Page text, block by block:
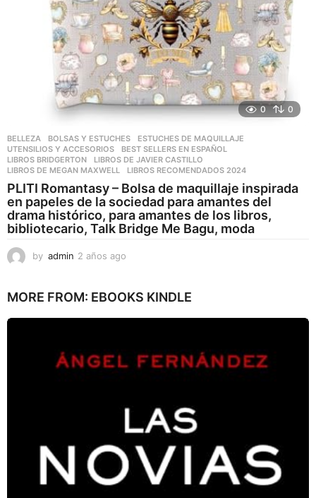
0 0
BELLEZA ,BOLSAS Y ESTUCHES ,ESTUCHES DE MAQUILLAJE
UTENSILIOS Y ACCESORIOS
BEST SELLERS EN ESPAÑOL
LIBROS BRIDGERTON
,LIBROS DE JAVIER CASTILLO
LIBROS DE MEGAN MAXWELL
,LIBROS RECOMENDADOS 2024
PLITI Romantasy – Bolsa de maquillaje inspirada
en papeles de la sociedad para amantes del
drama histórico, para amantes de los libros,
bibliotecario, Talk Bridge Me Bagu, moda
by admin 2 años ago
o
MORE FROM: EBOOKS KINDLE